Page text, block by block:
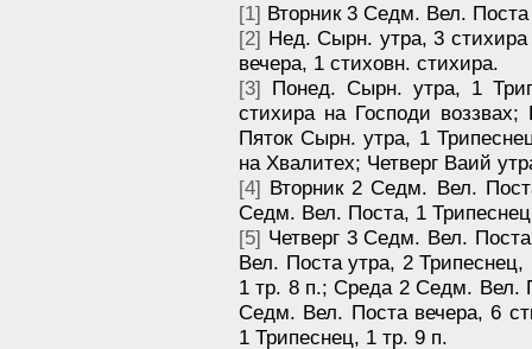
[1] Вторник 3 Седм. Вел.
[2] Нед. Сырн. утра, 3
вечера, 1 стиховн. стихира.
[3] Понед. Сырн. утра, 1
стихира на Господи
Пяток Сырн. утра, 1
на Хвалитех; Четверг Ваий
[4] Вторник 2 Седм. Вел.
Седм. Вел. Поста, 1
[5] Четверг 3 Седм. Вел.
Вел. Поста утра, 2
1 тр. 8 п.; Среда 2 Седм. Вел.
Седм. Вел. Поста вечера, 6
1 Трипеснец, 1 тр. 9 п.